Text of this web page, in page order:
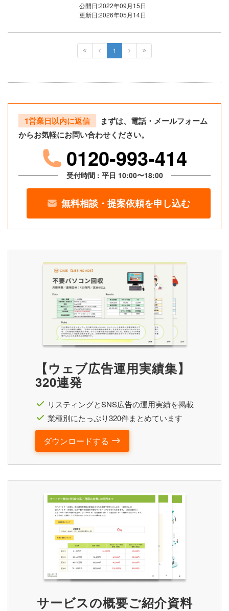
公開日:2022年09月15日
更新日:2026年05月14日
1
1営業日以内に返信
まずは、電話・メールフォーム
からお気軽にお問い合わせください。
0120-993-414
受付時間 : 平日 10:00〜18:00
無料相談・提案依頼を申し込む
【ウェブ広告運用実績集】
320連発
リスティングとSNS広告の運用実績を掲載
業種別にたっぷり320件まとめています
ダウンロードする
サービスの概要ご紹介資料